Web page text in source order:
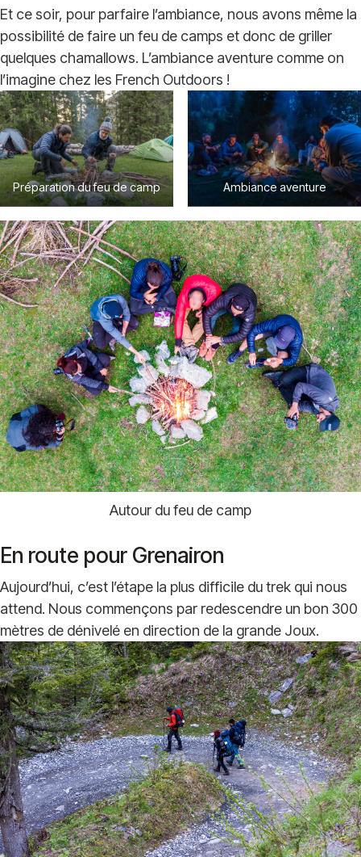
Et ce soir, pour parfaire l’ambiance, nous avons même la
possibilité de faire un feu de camps et donc de griller
quelques chamallows. L’ambiance aventure comme on
l’imagine chez les French Outdoors !
Préparation du feu de camp Ambiance aventure
Autour du feu de camp
En route pour Grenairon
Aujourd’hui, c’est l’étape la plus difficile du trek qui nous
attend. Nous commençons par redescendre un bon 300
mètres de dénivelé en direction de la grande Joux.